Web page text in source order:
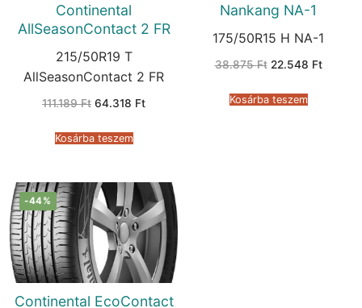
Continental
AllSeasonContact 2 FR
215/50R19 T
AllSeasonContact 2 FR
111.189Ft Original
111.189 Ft.
64.318 FtCurrent
Kosárba teszem
Nankang NA-1
175/50R15 H NA-1
38.875Ft Original
38.875 Ft.
22.548 FtCurrent
Kosárba teszem
-44%
Continental EcoContact